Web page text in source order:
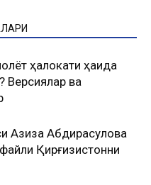
ҳалокати ҳақида
Версиялар ва
Азиза Абдирасулова
Қирғизистонни